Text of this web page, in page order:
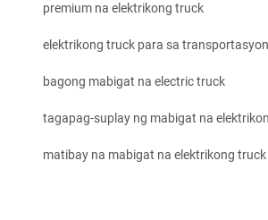
premium na elektrikong truck
elektrikong truck para sa transportasyon
bagong mabigat na electric truck
tagapag-suplay ng mabigat na
matibay na mabigat na elektrikong truck